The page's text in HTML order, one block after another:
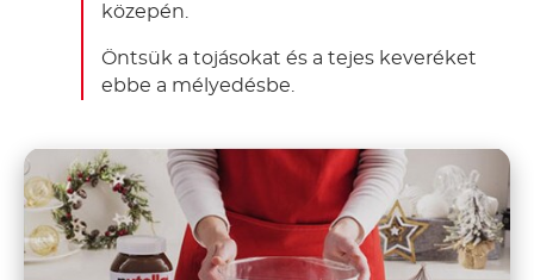
közepén.
Öntsük a tojásokat és a tejes keveréket
ebbe a mélyedésbe.